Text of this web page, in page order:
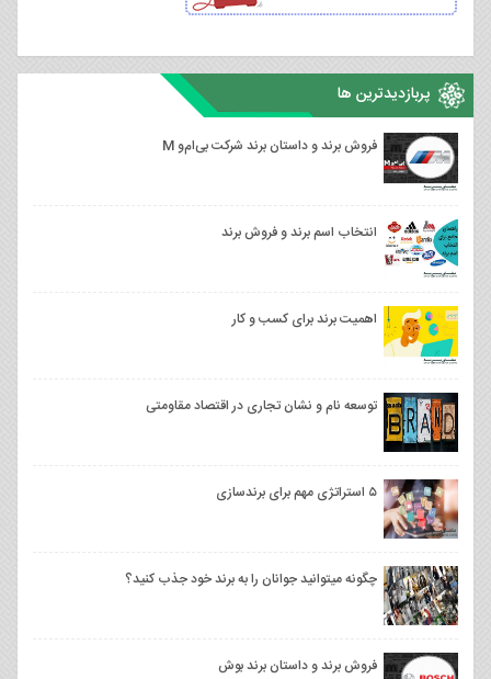
پربازدیدترین ها
فروش برند و داستان برند شرکت بی‌ام‌و M
انتخاب اسم برند و فروش برند
اهمیت برند برای کسب و کار
توسعه نام و نشان تجاری در اقتصاد مقاومتی
۵ استراتژی مهم برای برندسازی
چگونه میتوانید جوانان را به برند خود جذب کنید؟
فروش برند و داستان برند بوش